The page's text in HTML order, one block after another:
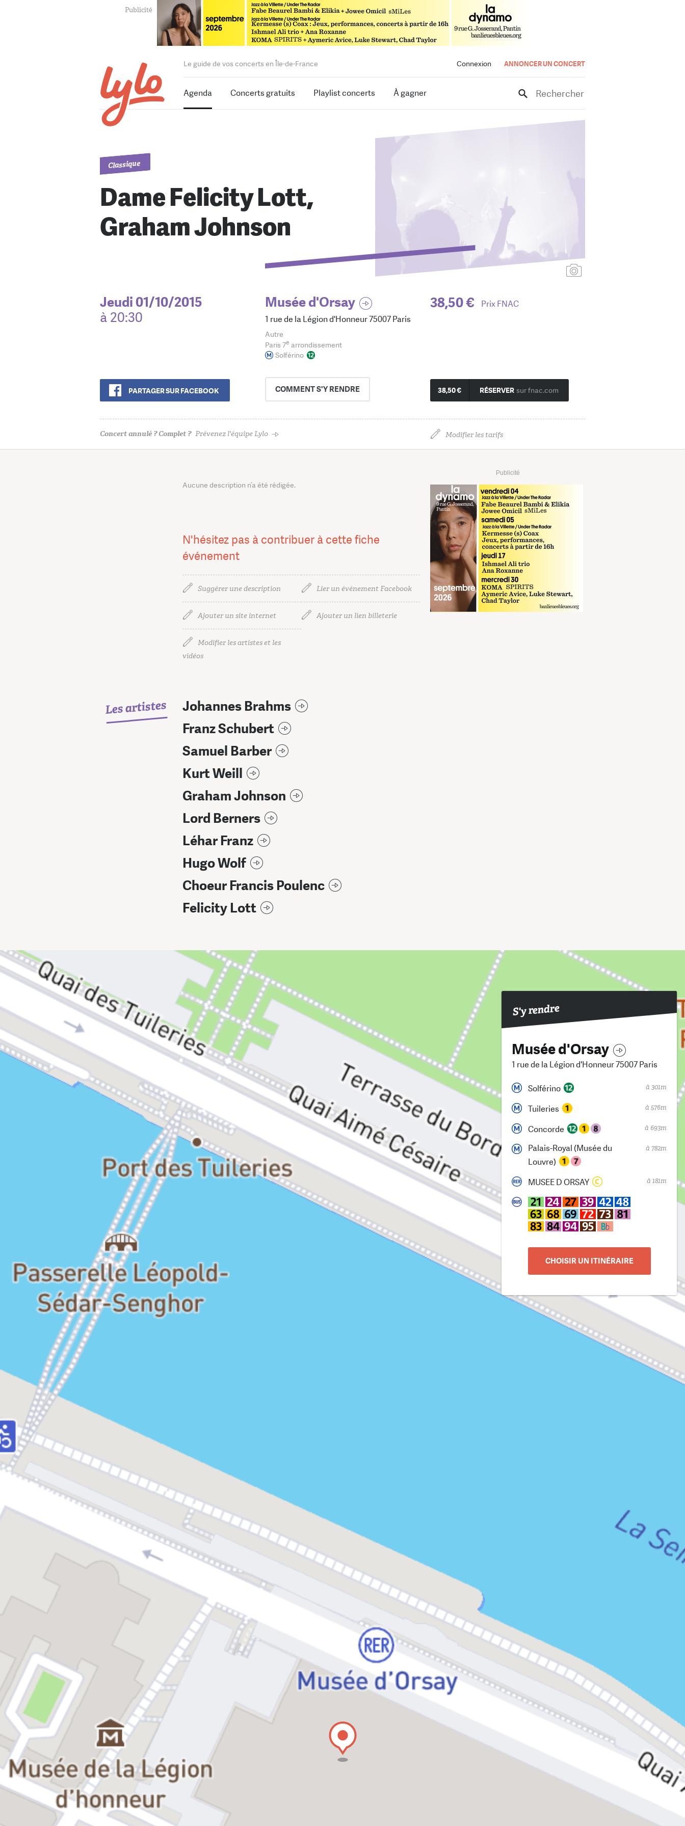
Connexion ANNONCER UN CONCERT
Le guide de vos concerts en Île-de-France
Agenda Concerts gratuits Playlist concerts À gagner Rechercher
Classique
Dame Felicity Lott,
Graham Johnson
Jeudi 01/10/2015
à 20:30
PARTAGER SUR FACEBOOK
Musée d'Orsay
1 rue de la Légion d'Honneur 75007 Paris
Autre
Paris 7e arrondissement
Solférino
COMMENTS'Y RENDRE
38,50 € Prix FNAC
38,50 € RÉSERVER sur fnac.com
Concert annulé ? Complet ? Prévenez l'équipe Lylo Modifier les tarifs
Publicité
Aucune description n’a été rédigée.
N'hésitez pas à contribuer à cette fiche
événement
Suggérer une description Lier un événement Facebook
Ajouter un site internet Ajouter un lien billeterie
Modifier les artistes et les
vidéos
Les artistes
Johannes Brahms
Franz Schubert
Samuel Barber
Kurt Weill
Graham Johnson
Lord Berners
Léhar Franz
Hugo Wolf
Choeur Francis Poulenc
Felicity Lott
S'y rendre
Musée d'Orsay
1 rue de la Légion d'Honneur 75007 Paris
Solférino à 301m
Tuileries à 576m
Concorde à 693m
Palais-Royal (Musée du
Louvre)
à 782m
MUSEE D ORSAY à 181m
CHOISIR UN ITINÉRAIRE